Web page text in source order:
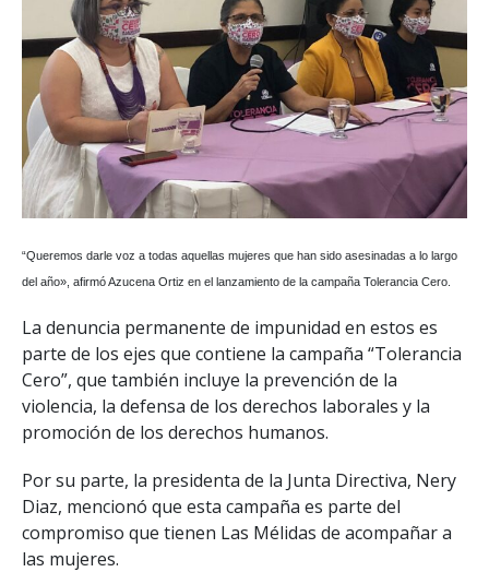
“Queremos darle voz a todas aquellas mujeres que han sido asesinadas a lo largo
del año», afirmó Azucena Ortiz en el lanzamiento de la campaña Tolerancia Cero.
La denuncia permanente de impunidad en estos es
parte de los ejes que contiene la campaña “Tolerancia
Cero”, que también incluye la prevención de la
violencia, la defensa de los derechos laborales y la
promoción de los derechos humanos.
Por su parte, la presidenta de la Junta Directiva, Nery
Diaz, mencionó que esta campaña es parte del
compromiso que tienen Las Mélidas de acompañar a
las mujeres.